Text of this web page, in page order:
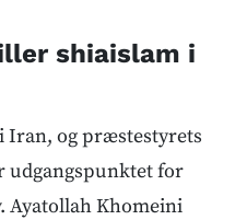
shiaislam i
Iran, og præstestyrets
udgangspunktet for
Ayatollah Khomeini